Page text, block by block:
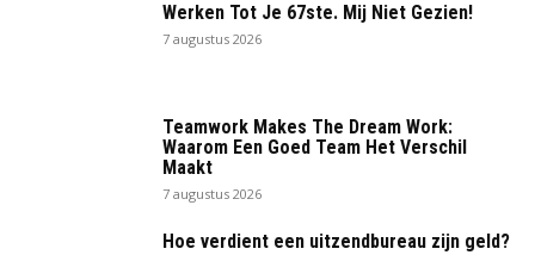
Werken Tot Je 67ste. Mij Niet Gezien!
7 augustus 2026
Teamwork Makes The Dream Work:
Waarom Een Goed Team Het Verschil
Maakt
7 augustus 2026
Hoe verdient een uitzendbureau zijn geld?